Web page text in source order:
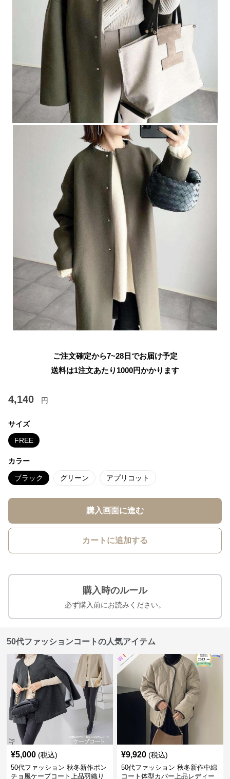
ご注文確定から7~28日でお届け予定
送料は1注文あたり 1000円かかります
4,140 円
サイズ
FREE
カラー
ブラック グリーン アプリコット
購入画面に進む
カートに追加する
購入時のルール
必ず購入前にお読みください。
50代ファッションコートの人気アイテム
¥5,000 (税込)
50代ファッション 秋冬新作ポン
チョ風ケープコート上品羽織り
¥9,920 (税込)
50代ファッション 秋冬新作中綿
コート体型カバー上品レディー